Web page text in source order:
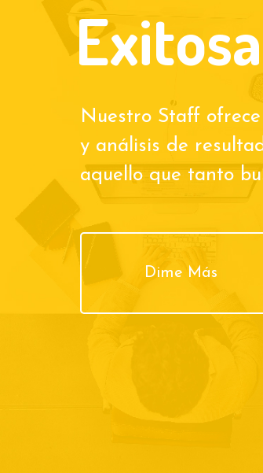
Nuestro Staff
y análisis de
aquello que tanto
Dime Más